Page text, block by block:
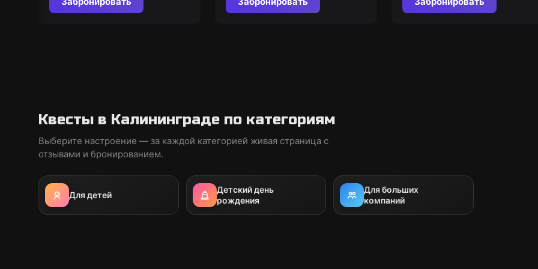
Квесты в Калининграде по категориям
Выберите настроение — за каждой категорией живая страница с
отзывами и бронированием.
Для детей
Детский день
рождения
Для больших
компаний